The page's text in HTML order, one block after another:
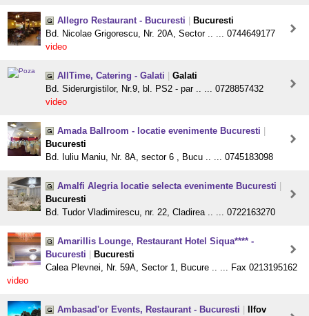
Allegro Restaurant - Bucuresti
Bucuresti
Bd. Nicolae Grigorescu, Nr. 20A, Sector .. ... 0744649177
video
AllTime, Catering - Galati
Galati
Bd. Siderurgistilor, Nr.9, bl. PS2 - par .. ... 0728857432
video
Amada Ballroom - locatie evenimente Bucuresti
Bucuresti
Bd. Iuliu Maniu, Nr. 8A, sector 6 , Bucu .. ... 0745183098
Amalfi Alegria locatie selecta evenimente Bucuresti
Bucuresti
Bd. Tudor Vladimirescu, nr. 22, Cladirea .. ... 0722163270
Amarillis Lounge, Restaurant Hotel Siqua**** -
Bucuresti
Bucuresti
Calea Plevnei, Nr. 59A, Sector 1, Bucure .. ... Fax 0213195162
video
Ambasad'or Events, Restaurant - Bucuresti
Ilfov